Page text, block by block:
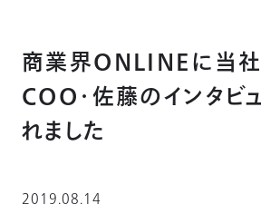
商業界ONLINEに当
COO・佐藤のインタビ
れました
2019.08.14